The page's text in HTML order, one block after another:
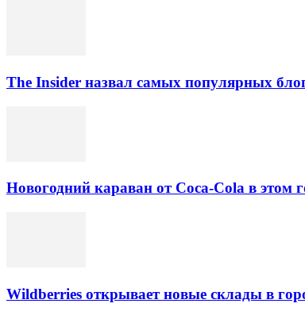
The Insider назвал самых популярных
Новогодний караван от Coca-Cola в этом
Wildberries открывает новые склады в